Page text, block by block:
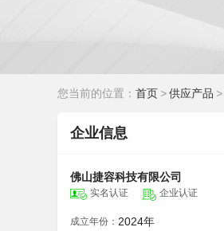
您当前的位置： 首页 >供应产品 >
企业信息
佛山捷容科技有限公司
实名认证 企业认证
成立年份： 2024年